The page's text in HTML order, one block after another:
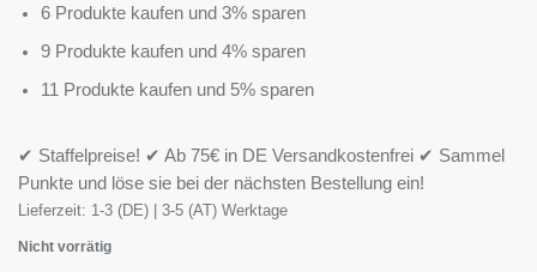
6 Produkte kaufen und 3% sparen
9 Produkte kaufen und 4% sparen
11 Produkte kaufen und 5% sparen
✔ Staffelpreise! ✔ Ab 75€ in DE Versandkostenfrei ✔ Sammel
Punkte und löse sie bei der nächsten Bestellung ein!
Lieferzeit: 1-3 (DE) | 3-5 (AT) Werktage
Nicht vorrätig